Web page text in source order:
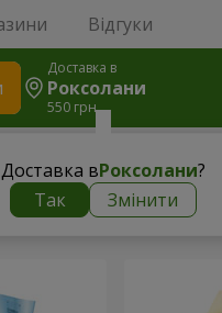
Відгуки
Доставка в
Роксолани
550 грн
Доставка вРоксолани?
Так
Змінити